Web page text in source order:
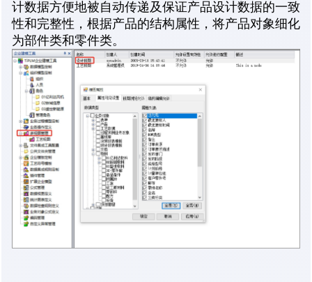
计数据方便地被自动传递及保证产品设计数据的一致
性和完整性，根据产品的结构属性，将产品对象细化
为部件类和零件类。